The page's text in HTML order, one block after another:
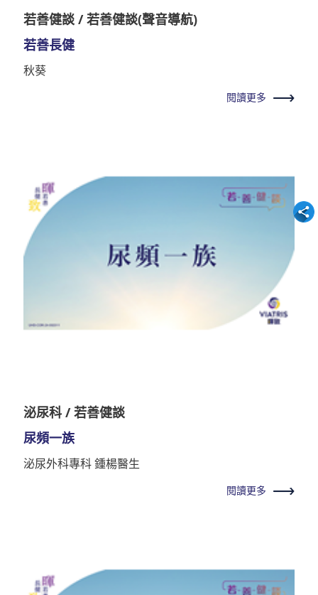
若善健談 / 若善健談(聲音導航)
若善長健
秋葵
閱讀更多
泌尿科 / 若善健談
尿頻一族
泌尿外科專科 鍾楊醫生
閱讀更多